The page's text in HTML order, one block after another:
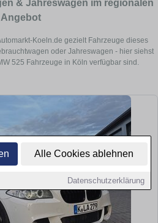
Alle Cookies ablehnen
Datenschutzerklärung
& Jahreswagen im regionalen
Angebot
Koeln.de gezielt Fahrzeuge dieses
oder Jahreswagen - hier siehst
525 Fahrzeuge in Köln verfügbar sind.